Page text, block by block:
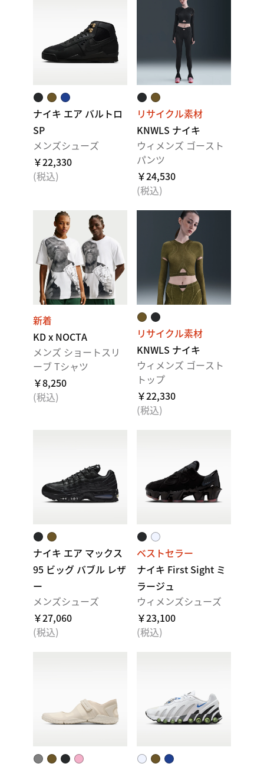
ナイキ エア バルトロ
SP
メンズシューズ
￥22,330
(税込)
リサイクル素材
KNWLS ナイキ
ウィメンズ ゴースト
パンツ
￥24,530
(税込)
新着
KD x NOCTA
メンズ ショートスリ
ーブ Tシャツ
￥8,250
(税込)
リサイクル素材
KNWLS ナイキ
ウィメンズ ゴースト
トップ
￥22,330
(税込)
ナイキ エア マックス
95 ビッグ バブル レザ
ー
メンズシューズ
￥27,060
(税込)
ベストセラー
ナイキ First Sight ミ
ラージュ
ウィメンズシューズ
￥23,100
(税込)